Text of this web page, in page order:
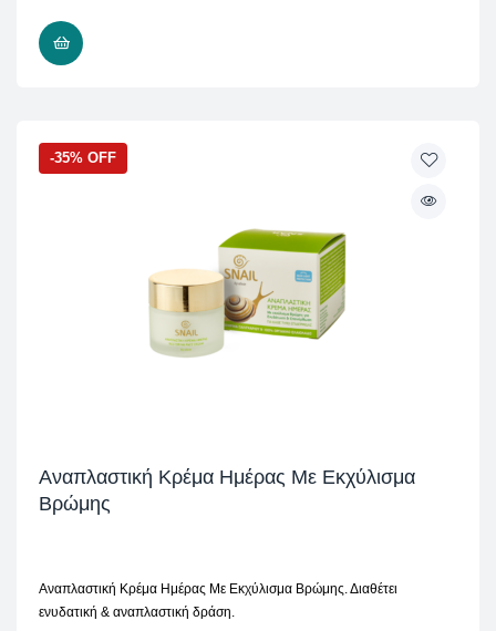
-35% OFF
Αναπλαστική Κρέμα Ημέρας Με Εκχύλισμα
Βρώμης
Αναπλαστική Κρέμα Ημέρας Με Εκχύλισμα Βρώμης. Διαθέτει
ενυδατική & αναπλαστική δράση.